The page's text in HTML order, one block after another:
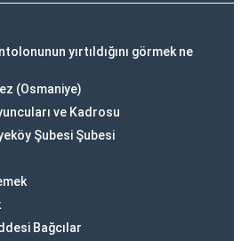
yırtıldığını görmek ne
(Osmaniye)
ve Kadrosu
Şubesi Şubesi
Bağcılar